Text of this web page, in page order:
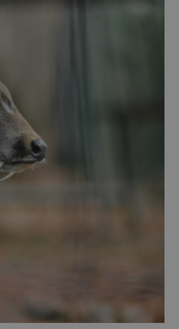
přídomek nemá